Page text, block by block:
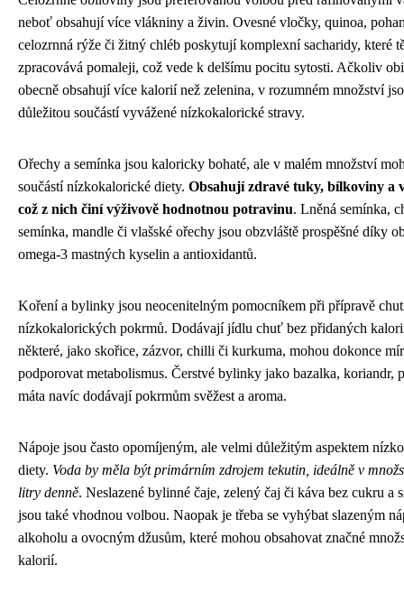
neboť obsahují více vlákniny a živin. Ovesné vločky, quinoa,
celozrnná rýže či žitný chléb poskytují komplexní sacharidy, které
zpracovává pomaleji, což vede k delšímu pocitu sytosti. Ačkoliv
obecně obsahují více kalorií než zelenina, v rozumném množství
důležitou součástí vyvážené nízkokalorické stravy.
Ořechy a semínka jsou kaloricky bohaté, ale v malém množství
součástí nízkokalorické diety. Obsahují zdravé tuky, bílkoviny a
což z nich činí výživově hodnotnou potravinu. Lněná semínka,
semínka, mandle či vlašské ořechy jsou obzvláště prospěšné díky
omega-3 mastných kyselin a antioxidantů.
Koření a bylinky jsou neocenitelným pomocníkem při přípravě
nízkokalorických pokrmů. Dodávají jídlu chuť bez přidaných
některé, jako skořice, zázvor, chilli či kurkuma, mohou dokonce
podporovat metabolismus. Čerstvé bylinky jako bazalka, koriandr,
máta navíc dodávají pokrmům svěžest a aroma.
Nápoje jsou často opomíjeným, ale velmi důležitým aspektem
diety. Voda by měla být primárním zdrojem tekutin, ideálně v
litry denně. Neslazené bylinné čaje, zelený čaj či káva bez cukru a
jsou také vhodnou volbou. Naopak je třeba se vyhýbat slazeným
alkoholu a ovocným džusům, které mohou obsahovat značné
kalorií.